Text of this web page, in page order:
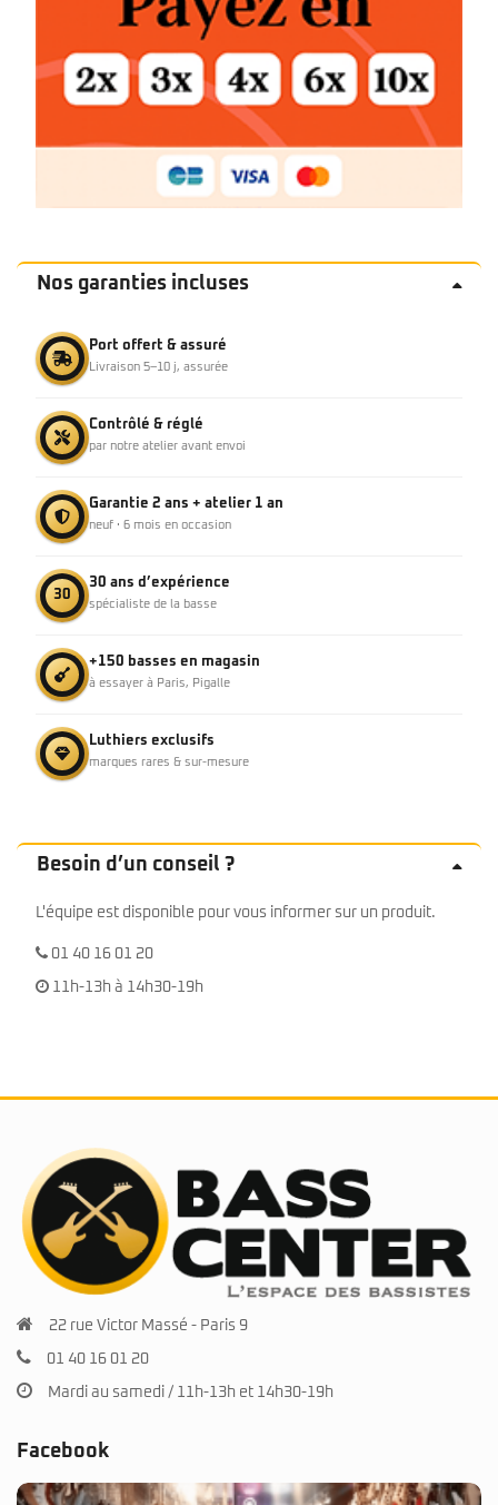
Nos garanties incluses
Port offert & assuré
Livraison 5–10 j, assurée
Contrôlé & réglé
par notre atelier avant envoi
Garantie 2 ans + atelier 1 an
neuf · 6 mois en occasion
30
30 ans d’expérience
spécialiste de la basse
+150 basses en magasin
à essayer à Paris, Pigalle
Luthiers exclusifs
marques rares & sur-mesure
Besoin d’un conseil ?
L'équipe est disponible pour vous informer sur un produit.
01 40 16 01 20
11h-13h à 14h30-19h
22 rue Victor Massé - Paris 9
01 40 16 01 20
Mardi au samedi / 11h-13h et 14h30-19h
Facebook